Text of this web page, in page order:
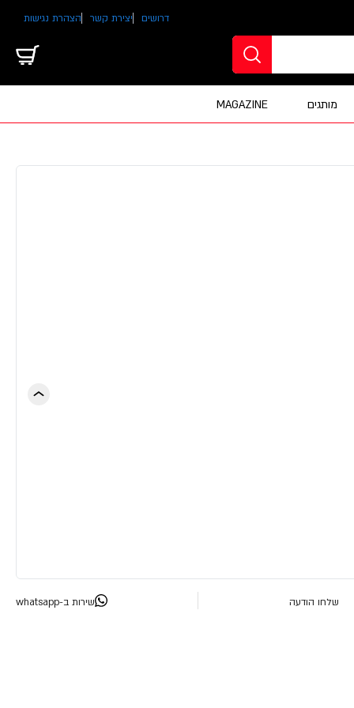
דרושים יצירת קשר הצהרת נגישות
מותגים MAGAZINE
שלחו הודעה שירות ב-whatsapp